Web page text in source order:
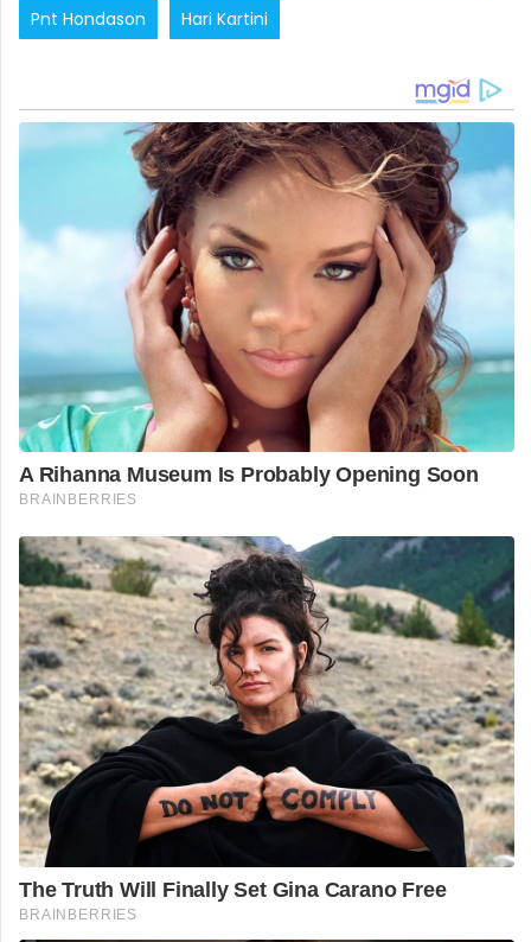
Pnt Hondason Hari Kartini